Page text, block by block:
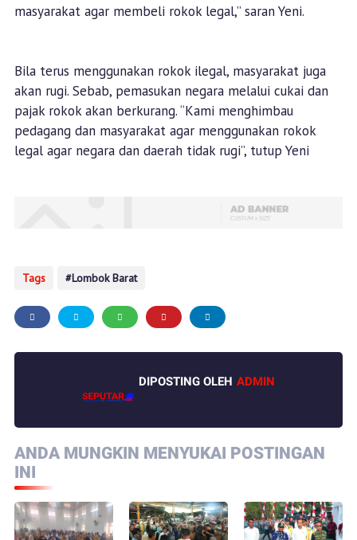
masyarakat agar membeli rokok legal,” saran Yeni.
Bila terus menggunakan rokok ilegal, masyarakat juga
akan rugi. Sebab, pemasukan negara melalui cukai dan
pajak rokok akan berkurang. “Kami menghimbau
pedagang dan masyarakat agar menggunakan rokok
legal agar negara dan daerah tidak rugi”, tutup Yeni
Tags Lombok Barat
DIPOSTING OLEH ADMIN
ANDA MUNGKIN MENYUKAI POSTINGAN
INI